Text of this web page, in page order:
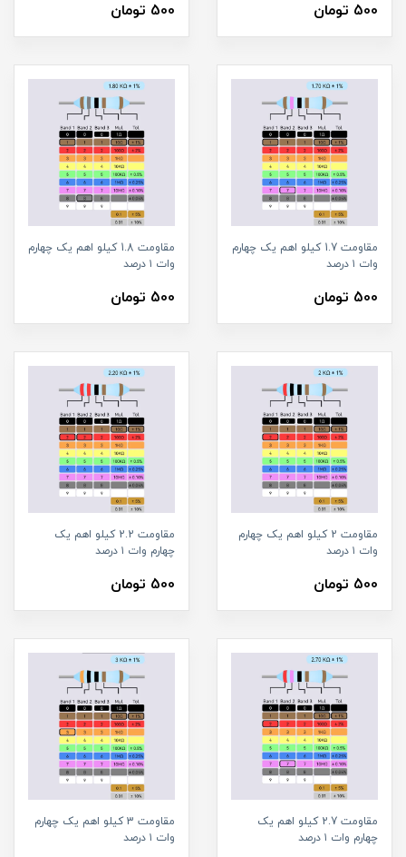
500 تومان 500 تومان
مقاومت 1.7 کیلو اهم یک چهارم
وات ۱ درصد
500 تومان
مقاومت 1.8 کیلو اهم یک چهارم
وات ۱ درصد
500 تومان
مقاومت 2 کیلو اهم یک چهارم
وات ۱ درصد
500 تومان
مقاومت 2.2 کیلو اهم یک
چهارم وات ۱ درصد
500 تومان
مقاومت 2.7 کیلو اهم یک
چهارم وات ۱ درصد
مقاومت 3 کیلو اهم یک چهارم
وات ۱ درصد